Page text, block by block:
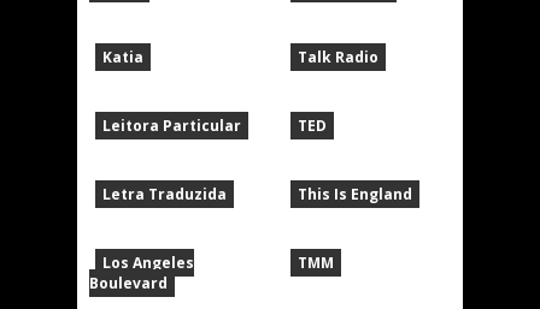
Katia
Leitora Particular
Letra Traduzida
Los Angeles
Boulevard
Talk Radio
TED
This Is England
TMM